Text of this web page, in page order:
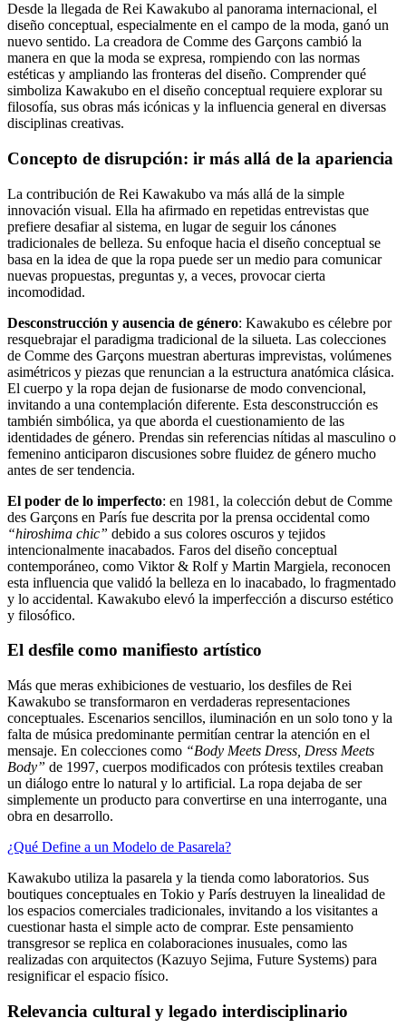
Desde la llegada de Rei Kawakubo al panorama internacional, el
diseño conceptual, especialmente en el campo de la moda, ganó un
nuevo sentido. La creadora de Comme des Garçons cambió la
manera en que la moda se expresa, rompiendo con las normas
estéticas y ampliando las fronteras del diseño. Comprender qué
simboliza Kawakubo en el diseño conceptual requiere explorar su
filosofía, sus obras más icónicas y la influencia general en diversas
disciplinas creativas.
Concepto de disrupción: ir más allá de la apariencia
La contribución de Rei Kawakubo va más allá de la simple
innovación visual. Ella ha afirmado en repetidas entrevistas que
prefiere desafiar al sistema, en lugar de seguir los cánones
tradicionales de belleza. Su enfoque hacia el diseño conceptual se
basa en la idea de que la ropa puede ser un medio para comunicar
nuevas propuestas, preguntas y, a veces, provocar cierta
incomodidad.
Desconstrucción y ausencia de género: Kawakubo es célebre por
resquebrajar el paradigma tradicional de la silueta. Las colecciones
de Comme des Garçons muestran aberturas imprevistas, volúmenes
asimétricos y piezas que renuncian a la estructura anatómica clásica.
El cuerpo y la ropa dejan de fusionarse de modo convencional,
invitando a una contemplación diferente. Esta desconstrucción es
también simbólica, ya que aborda el cuestionamiento de las
identidades de género. Prendas sin referencias nítidas al masculino o
femenino anticiparon discusiones sobre fluidez de género mucho
antes de ser tendencia.
El poder de lo imperfecto: en 1981, la colección debut de Comme
des Garçons en París fue descrita por la prensa occidental como
“hiroshima chic” debido a sus colores oscuros y tejidos
intencionalmente inacabados. Faros del diseño conceptual
contemporáneo, como Viktor & Rolf y Martin Margiela, reconocen
esta influencia que validó la belleza en lo inacabado, lo fragmentado
y lo accidental. Kawakubo elevó la imperfección a discurso estético
y filosófico.
El desfile como manifiesto artístico
Más que meras exhibiciones de vestuario, los desfiles de Rei
Kawakubo se transformaron en verdaderas representaciones
conceptuales. Escenarios sencillos, iluminación en un solo tono y la
falta de música predominante permitían centrar la atención en el
mensaje. En colecciones como “Body Meets Dress, Dress Meets
Body” de 1997, cuerpos modificados con prótesis textiles creaban
un diálogo entre lo natural y lo artificial. La ropa dejaba de ser
simplemente un producto para convertirse en una interrogante, una
obra en desarrollo.
¿Qué Define a un Modelo de Pasarela?
Kawakubo utiliza la pasarela y la tienda como laboratorios. Sus
boutiques conceptuales en Tokio y París destruyen la linealidad de
los espacios comerciales tradicionales, invitando a los visitantes a
cuestionar hasta el simple acto de comprar. Este pensamiento
transgresor se replica en colaboraciones inusuales, como las
realizadas con arquitectos (Kazuyo Sejima, Future Systems) para
resignificar el espacio físico.
Relevancia cultural y legado interdisciplinario